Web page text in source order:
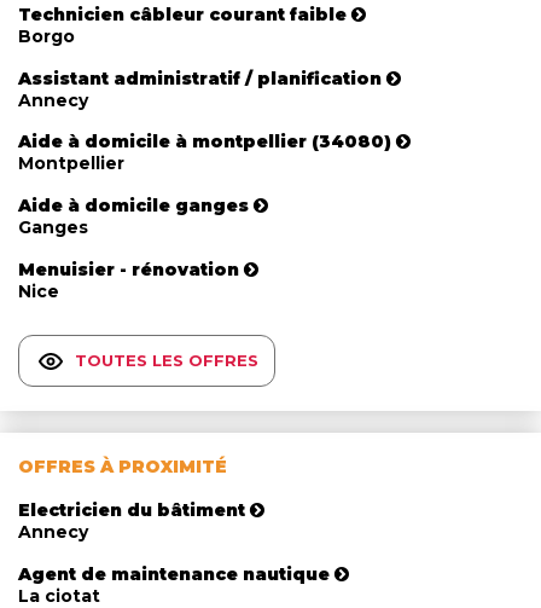
Technicien câbleur courant faible
Borgo
Assistant administratif / planification
Annecy
Aide à domicile à montpellier (34080)
Montpellier
Aide à domicile ganges
Ganges
Menuisier - rénovation
Nice
TOUTES LES OFFRES
OFFRES À PROXIMITÉ
Electricien du bâtiment
Annecy
Agent de maintenance nautique
La ciotat